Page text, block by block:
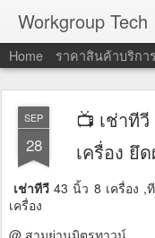
Workgroup Tech
Home ราคาสินค้าบริกา
SEP
28
📺 เช่าที
เครื่อง ยึ
เช่าทีวี 43 นิ้ว 8 เครื่อง ,
เครื่อง
@ สามย่านมิตรทาวน์